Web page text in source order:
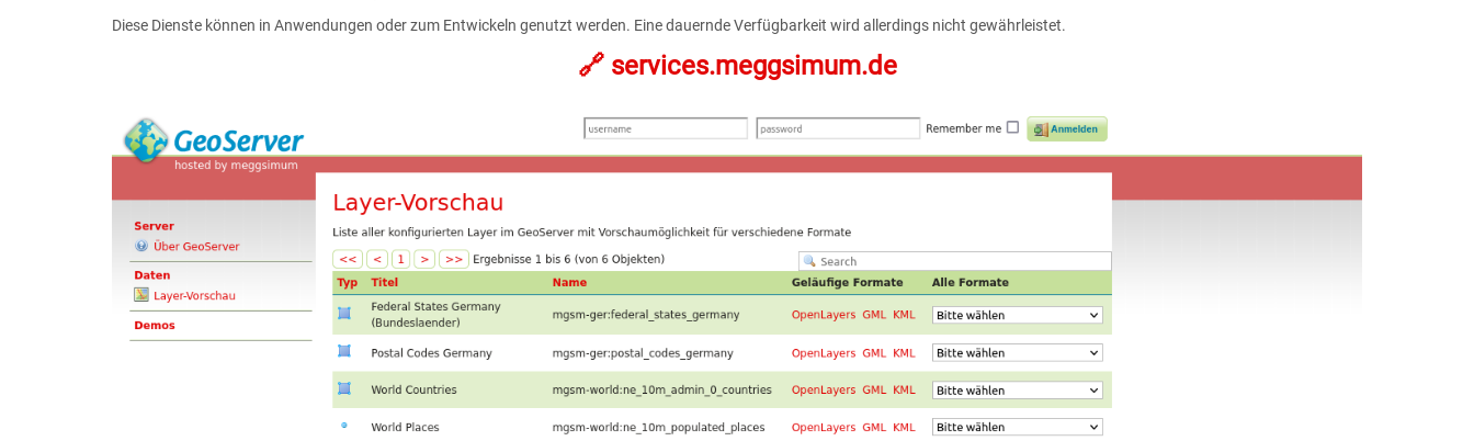
Diese Dienste können in Anwendungen oder zum Entwickeln genutzt werden. Eine dauernde Verfügbarkeit wird allerdings nicht gewährleistet.
🔗 services.meggsimum.de